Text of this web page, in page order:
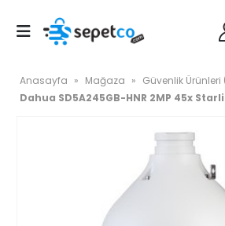
Anasayfa » Mağaza » Güvenlik Ürünleri
Dahua SD5A245GB-HNR 2MP 45x